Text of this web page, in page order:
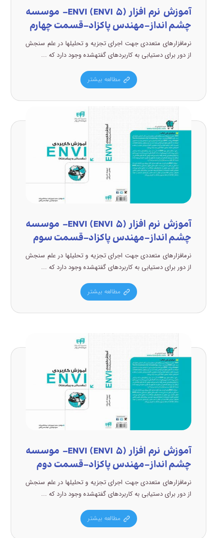
آموزش نرم افزار (ENVI (ENVI ۵- موسسه
چشم انداز-مهندس پاکزاد-قسمت چهارم
نرمافزارهای متعددی جهت اجرای تجزیه و تحلیلها در علم سنجش
از دور برای دستیابی به کاربردهای گفتهشده وجود دارد که ...
مطالعه بیشتر
آموزش نرم افزار (ENVI (ENVI ۵- موسسه
چشم انداز-مهندس پاکزاد-قسمت سوم
نرمافزارهای متعددی جهت اجرای تجزیه و تحلیلها در علم سنجش
از دور برای دستیابی به کاربردهای گفتهشده وجود دارد که ...
مطالعه بیشتر
آموزش نرم افزار (ENVI (ENVI ۵- موسسه
چشم انداز-مهندس پاکزاد-قسمت دوم
نرمافزارهای متعددی جهت اجرای تجزیه و تحلیلها در علم سنجش
از دور برای دستیابی به کاربردهای گفتهشده وجود دارد که ...
مطالعه بیشتر